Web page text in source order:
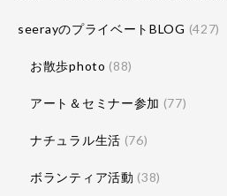
seerayのプライベートBLOG (427)
お散歩photo (88)
アート＆セミナー参加 (77)
ナチュラル生活 (76)
ボランティア活動 (38)